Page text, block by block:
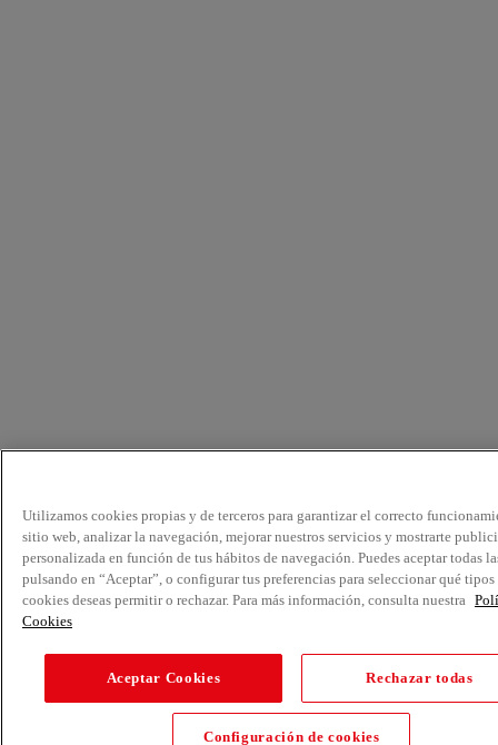
Utilizamos cookies propias y de terceros para garantizar el correcto
sitio web, analizar la navegación, mejorar nuestros servicios y mostrarte
personalizada en función de tus hábitos de navegación. Puedes aceptar todas
pulsando en “Aceptar”, o configurar tus preferencias para seleccionar qué tipos
cookies deseas permitir o rechazar. Para más información, consulta nuestra
Cookies
Aceptar Cookies Rechazar todas
Configuración de cookies